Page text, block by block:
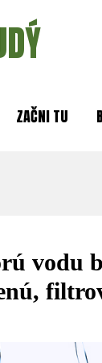
ZAČNI TU
vodu